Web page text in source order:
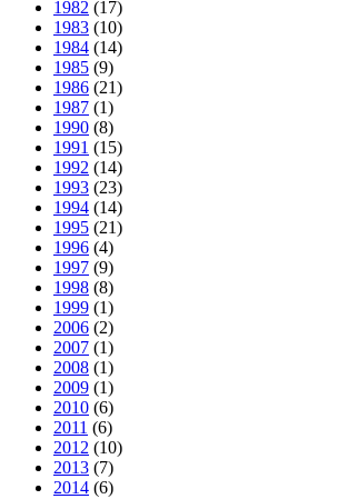
1982 (17)
1983 (10)
1984 (14)
1985 (9)
1986 (21)
1987 (1)
1990 (8)
1991 (15)
1992 (14)
1993 (23)
1994 (14)
1995 (21)
1996 (4)
1997 (9)
1998 (8)
1999 (1)
2006 (2)
2007 (1)
2008 (1)
2009 (1)
2010 (6)
2011 (6)
2012 (10)
2013 (7)
2014 (6)